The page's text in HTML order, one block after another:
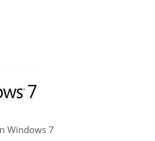
Windows 7